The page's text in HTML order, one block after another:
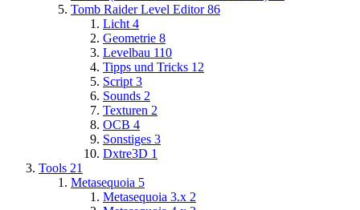
Tomb Raider Level Editor 86
Licht 4
Geometrie 8
Levelbau 110
Tipps und Tricks 12
Script 3
Sounds 2
Texturen 2
OCB 4
Sonstiges 3
Dxtre3D 1
Tools 21
Metasequoia 5
Metasequoia 3.x 2